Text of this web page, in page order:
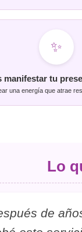
✨
manifestar tu
una energía que atrae
Lo
de